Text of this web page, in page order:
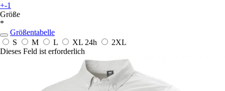
+-1
Größe
*
Größentabelle
S
M L XL 24h
2XL
Dieses Feld ist erforderlich